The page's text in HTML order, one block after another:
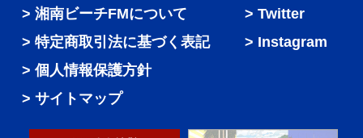
湘南ビーチFMについて
特定商取引法に基づく表記
個人情報保護方針
サイトマップ
Twitter
Instagram